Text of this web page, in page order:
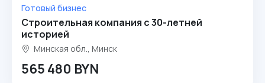
Готовый бизнес
Строительная компания с 30-летней
историей
Минская обл., Минск
565 480 BYN